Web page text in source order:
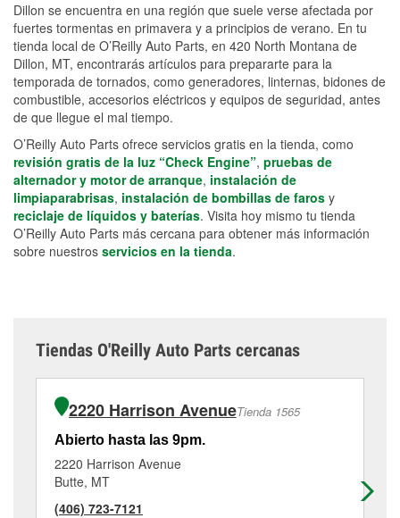
Dillon se encuentra en una región que suele verse afectada por
fuertes tormentas en primavera y a principios de verano. En tu
tienda local de O’Reilly Auto Parts, en 420 North Montana de
Dillon, MT, encontrarás artículos para prepararte para la
temporada de tornados, como generadores, linternas, bidones de
combustible, accesorios eléctricos y equipos de seguridad, antes
de que llegue el mal tiempo.
O’Reilly Auto Parts ofrece servicios gratis en la tienda, como
revisión gratis de la luz “Check Engine”, pruebas de
alternador y motor de arranque, instalación de
limpiaparabrisas, instalación de bombillas de faros y
reciclaje de líquidos y baterías. Visita hoy mismo tu tienda
O’Reilly Auto Parts más cercana para obtener más información
sobre nuestros servicios en la tienda.
Tiendas O'Reilly Auto Parts cercanas
2220 Harrison AvenueTienda 1565
Abierto hasta las 9pm.
2220 Harrison Avenue
Butte, MT
(406) 723-7121